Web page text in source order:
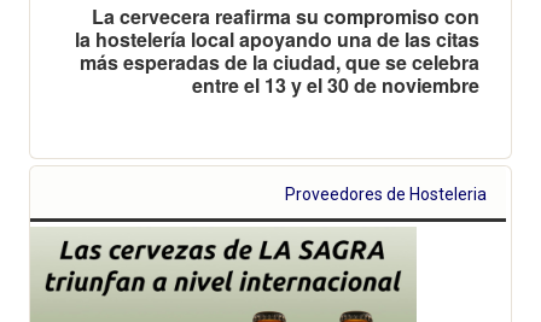
La cervecera reafirma su compromiso con
la hostelería local apoyando una de las citas
más esperadas de la ciudad, que se celebra
entre el 13 y el 30 de noviembre
Proveedores de Hosteleria